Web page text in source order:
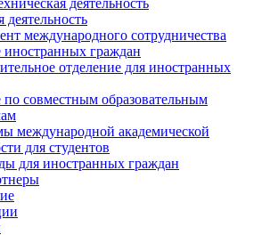
деятельность
международного сотрудничества
иностранных граждан
отделение для иностранных
совместным образовательным
международной академической
для студентов
для иностранных граждан